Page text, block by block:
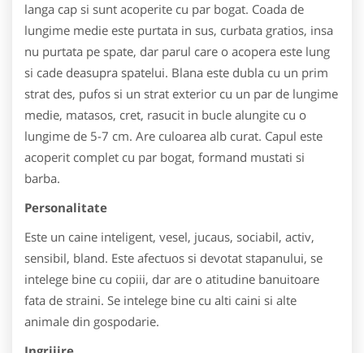
langa cap si sunt acoperite cu par bogat. Coada de
lungime medie este purtata in sus, curbata gratios, insa
nu purtata pe spate, dar parul care o acopera este lung
si cade deasupra spatelui. Blana este dubla cu un prim
strat des, pufos si un strat exterior cu un par de lungime
medie, matasos, cret, rasucit in bucle alungite cu o
lungime de 5-7 cm. Are culoarea alb curat. Capul este
acoperit complet cu par bogat, formand mustati si
barba.
Personalitate
Este un caine inteligent, vesel, jucaus, sociabil, activ,
sensibil, bland. Este afectuos si devotat stapanului, se
intelege bine cu copiii, dar are o atitudine banuitoare
fata de straini. Se intelege bine cu alti caini si alte
animale din gospodarie.